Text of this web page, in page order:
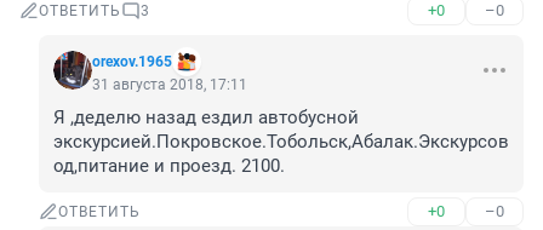
ОТВЕТИТЬ 3 +0 –0
orexov.1965
31 августа 2018, 17:11
Я ,деделю назад ездил автобусной
экскурсией.Покровское.Тобольск,Абалак.Экскурсов
од,питание и проезд. 2100.
ОТВЕТИТЬ +0 –0